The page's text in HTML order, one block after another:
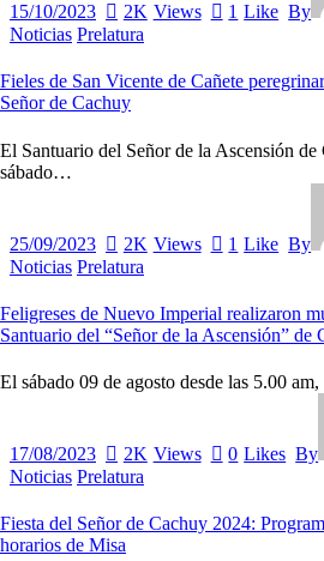
15/10/2023 2K Views 1 Like By
Noticias Prelatura
Fieles de San Vicente de Cañete
Señor de Cachuy
El Santuario del Señor de la Ascensión
sábado…
25/09/2023 2K Views 1 Like By
Noticias Prelatura
Feligreses de Nuevo Imperial realizaron
Santuario del “Señor de la Ascensión” de
El sábado 09 de agosto desde las 5.00
17/08/2023 2K Views 0 Likes By
Noticias Prelatura
Fiesta del Señor de Cachuy 2024:
horarios de Misa